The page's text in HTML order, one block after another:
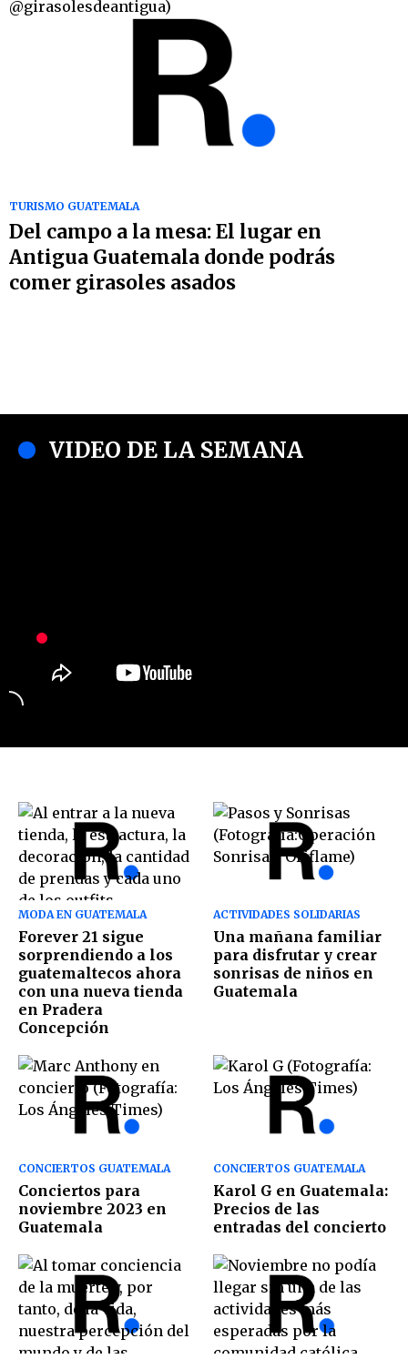
TURISMO GUATEMALA
Del campo a la mesa: El lugar en
Antigua Guatemala donde podrás
comer girasoles asados
VIDEO DE LA SEMANA
MODA EN GUATEMALA
Forever 21 sigue
sorprendiendo a los
guatemaltecos ahora
con una nueva tienda
en Pradera
Concepción
ACTIVIDADES SOLIDARIAS
Una mañana familiar
para disfrutar y crear
sonrisas de niños en
Guatemala
CONCIERTOS GUATEMALA
Conciertos para
noviembre 2023 en
Guatemala
CONCIERTOS GUATEMALA
Karol G en Guatemala:
Precios de las
entradas del concierto